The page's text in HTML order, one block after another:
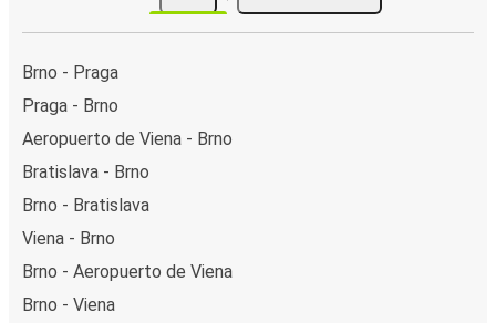
Brno - Praga
Praga - Brno
Aeropuerto de Viena - Brno
Bratislava - Brno
Brno - Bratislava
Viena - Brno
Brno - Aeropuerto de Viena
Brno - Viena